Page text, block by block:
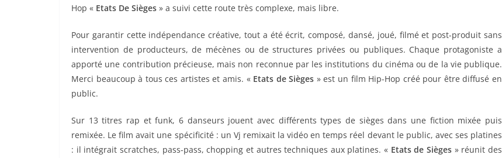
Hop « Etats De Sièges » a suivi cette route très complexe, mais libre.
Pour garantir cette indépendance créative, tout a été écrit, composé, dansé, joué, filmé et post-produit sans
intervention de producteurs, de mécènes ou de structures privées ou publiques. Chaque protagoniste a
apporté une contribution précieuse, mais non reconnue par les institutions du cinéma ou de la vie publique.
Merci beaucoup à tous ces artistes et amis. « Etats de Sièges » est un film Hip-Hop créé pour être diffusé en
public.
Sur 13 titres rap et funk, 6 danseurs jouent avec différents types de sièges dans une fiction mixée puis
remixée. Le film avait une spécificité : un Vj remixait la vidéo en temps réel devant le public, avec ses platines
: il intégrait scratches, pass-pass, chopping et autres techniques aux platines. « Etats de Sièges » réunit des